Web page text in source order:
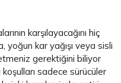
karşılayacağını hiç
yoğun kar yağışı veya sisli
gerektiğini biliyor
sadece sürücüler